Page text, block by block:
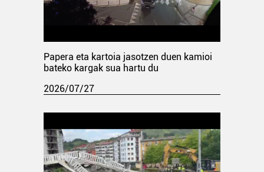
Papera eta kartoia jasotzen duen kamioi
bateko kargak sua hartu du
2026/07/27